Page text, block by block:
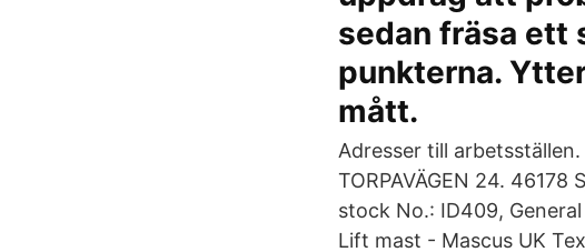
sedan fräsa ett
punkterna.
mått.
Adresser till
TORPAVÄGEN 24.
stock No.: ID409,
Lift mast - Mascus UK